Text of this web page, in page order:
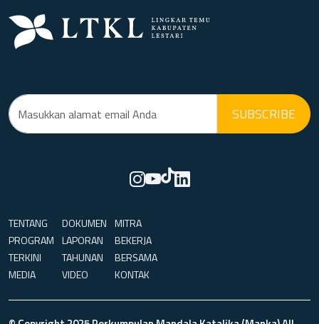
SUBSCRIBE
TENTANG
PROGRAM
TERKINI
MEDIA
DOKUMEN
LAPORAN
TAHUNAN
VIDEO
MITRA
BEKERJA
BERSAMA
KONTAK